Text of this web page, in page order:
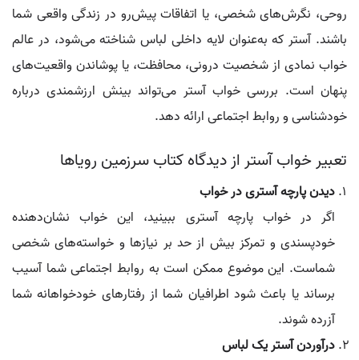
روحی، نگرش‌های شخصی، یا اتفاقات پیش‌رو در زندگی واقعی شما
باشند. آستر که به‌عنوان لایه داخلی لباس شناخته می‌شود، در عالم
خواب نمادی از شخصیت درونی، محافظت، یا پوشاندن واقعیت‌های
پنهان است. بررسی خواب آستر می‌تواند بینش ارزشمندی درباره
خودشناسی و روابط اجتماعی ارائه دهد.
تعبیر خواب آستر از دیدگاه کتاب سرزمین رویاها
دیدن پارچه آستری در خواب
اگر در خواب پارچه آستری ببینید، این خواب نشان‌دهنده
خودپسندی و تمرکز بیش از حد بر نیازها و خواسته‌های شخصی
شماست. این موضوع ممکن است به روابط اجتماعی شما آسیب
برساند یا باعث شود اطرافیان شما از رفتارهای خودخواهانه شما
آزرده شوند.
درآوردن آستر یک لباس